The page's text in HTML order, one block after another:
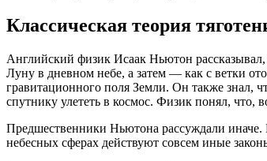
Классическая теория
Английский физик Исаак Ньютон
Луну в дневном небе, а затем — как с ветки
гравитационного поля Земли. Он также знал,
спутнику улететь в космос. Физик понял, что,
Предшественники Ньютона рассуждали иначе.
небесных сферах действуют совсем иные